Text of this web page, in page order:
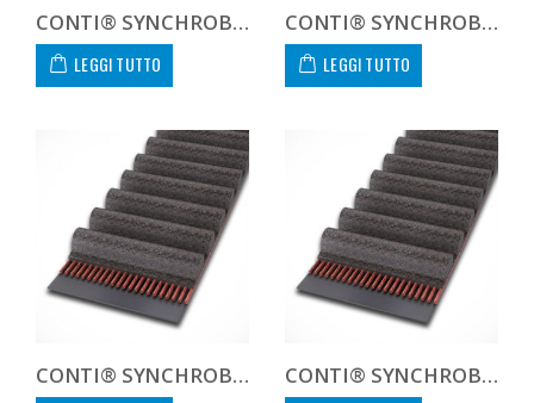
CONTI® SYNCHROBELT HTD8108050
LEGGI TUTTO
CONTI® SYNCHROBELT HTD8108085
LEGGI TUTTO
CONTI® SYNCHROBELT HTD81096-400 CUSTOM CONTI® SYNCHROBELT HTD8109620